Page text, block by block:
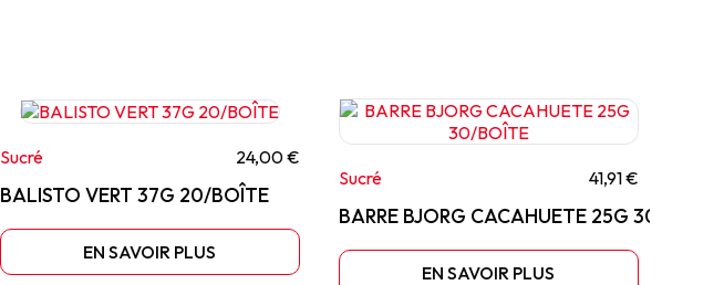
Sucré 24,00 €
BALISTO VERT 37G 20/BOÎTE
EN SAVOIR PLUS
Sucré 41,91 €
BARRE BJORG CACAHUETE 25G 30/BOÎTE
EN SAVOIR PLUS